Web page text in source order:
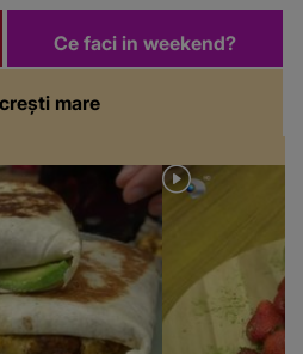
mare
Ce faci in weekend?